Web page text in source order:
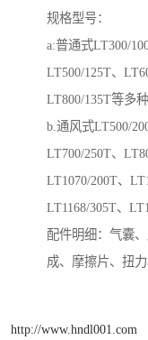
规格型号：
a:普通式LT300/
LT500/125T、
LT800/135T等多
b.通风式LT500/
LT700/250T、
LT1070/200T、
LT1168/305T、
配件明细：气囊
成、摩擦片、扭
http://www.hndl001.com